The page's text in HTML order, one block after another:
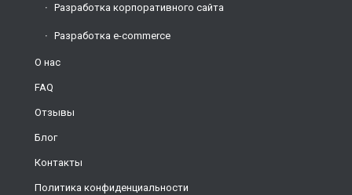
Разработка корпоративного сайта
Разработка e-commerce
О нас
FAQ
Отзывы
Блог
Контакты
Политика конфиденциальности